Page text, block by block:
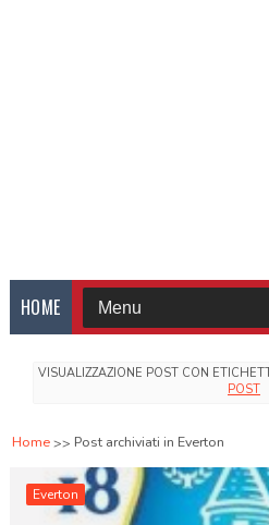
HOME
VISUALIZZAZIONE POST CON
POST
Home Post archiviati in Everton
Everton